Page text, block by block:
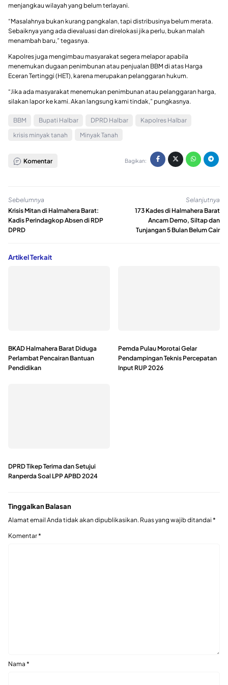
menjangkau wilayah yang belum terlayani.
“Masalahnya bukan kurang pangkalan, tapi distribusinya belum merata.
Sebaiknya yang ada dievaluasi dan direlokasi jika perlu, bukan malah
menambah baru,” tegasnya.
Kapolres juga mengimbau masyarakat segera melapor apabila
menemukan dugaan penimbunan atau penjualan BBM di atas Harga
Eceran Tertinggi (HET), karena merupakan pelanggaran hukum.
“Jika ada masyarakat menemukan penimbunan atau pelanggaran harga,
silakan lapor ke kami. Akan langsung kami tindak,” pungkasnya.
BBM Bupati Halbar DPRD Halbar
Kapolres Halbar
krisis minyak tanah
Minyak Tanah
Komentar Bagikan:
Sebelumnya
Krisis Mitan di Halmahera Barat:
Kadis Perindagkop Absen di RDP
DPRD
Selanjutnya
173 Kades di Halmahera Barat
Ancam Demo, Siltap dan
Tunjangan 5 Bulan Belum Cair
Artikel Terkait
BKAD Halmahera Barat Diduga
Perlambat Pencairan Bantuan
Pendidikan
Pemda Pulau Morotai Gelar
Pendampingan Teknis Percepatan
Input RUP 2026
DPRD Tikep Terima dan Setujui
Ranperda Soal LPP APBD 2024
Tinggalkan Balasan
Alamat email Anda tidak akan dipublikasikan. Ruas yang wajib ditandai *
Komentar*
Nama *